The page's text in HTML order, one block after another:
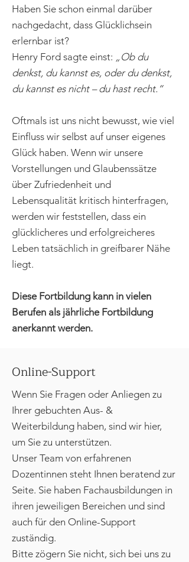
Haben Sie schon einmal darüber
nachgedacht, dass Glücklichsein
erlernbar ist?
Henry Ford sagte einst: „Ob du
denkst, du kannst es, oder du denkst,
du kannst es nicht – du hast recht.“
Oftmals ist uns nicht bewusst, wie viel
Einfluss wir selbst auf unser eigenes
Glück haben. Wenn wir unsere
Vorstellungen und Glaubenssätze
über Zufriedenheit und
Lebensqualität kritisch hinterfragen,
werden wir feststellen, dass ein
glücklicheres und erfolgreicheres
Leben tatsächlich in greifbarer Nähe
liegt.
Diese Fortbildung kann in vielen
Berufen als jährliche Fortbildung
anerkannt werden.
Online-Support
Wenn Sie Fragen oder Anliegen zu
Ihrer gebuchten Aus- &
Weiterbildung haben, sind wir hier,
um Sie zu unterstützen.
Unser Team von erfahrenen
Dozentinnen steht Ihnen beratend zur
Seite. Sie haben Fachausbildungen in
ihren jeweiligen Bereichen und sind
auch für den Online-Support
zuständig.
Bitte zögern Sie nicht, sich bei uns zu